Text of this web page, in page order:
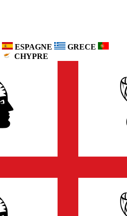
ESPAGNE
GRECE
CHYPRE